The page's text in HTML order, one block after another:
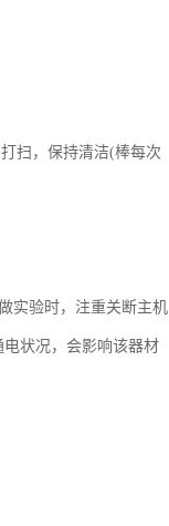
扫，保持清洁(棒每次
实验时，注重关断主机
状况，会影响该器材